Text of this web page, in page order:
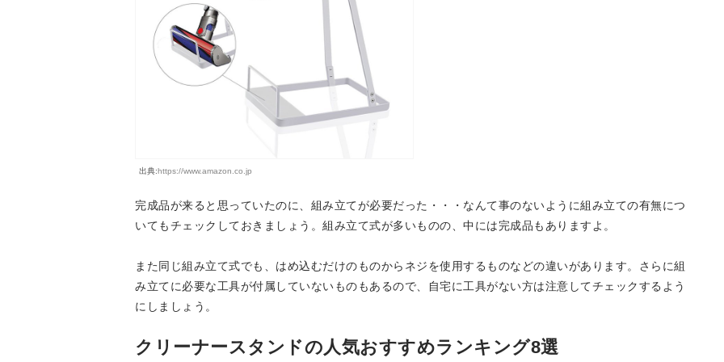
出典:https://www.amazon.co.jp
完成品が来ると思っていたのに、組み立てが必要だった・・・なんて事のないように組み立ての有無につ
いてもチェックしておきましょう。組み立て式が多いものの、中には完成品もありますよ。
また同じ組み立て式でも、はめ込むだけのものからネジを使用するものなどの違いがあります。さらに組
み立てに必要な工具が付属していないものもあるので、自宅に工具がない方は注意してチェックするよう
にしましょう。
クリーナースタンドの人気おすすめランキング8選